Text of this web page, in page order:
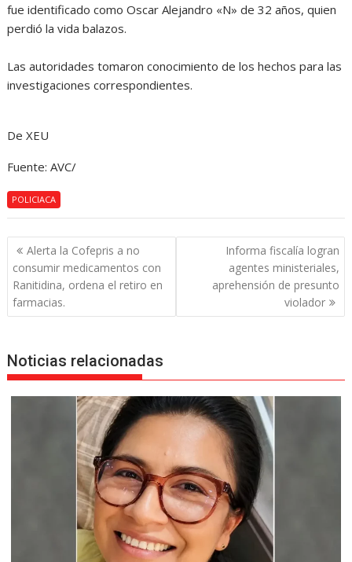
fue identificado como Oscar Alejandro «N» de 32 años, quien
perdió la vida balazos.
Las autoridades tomaron conocimiento de los hechos para las
investigaciones correspondientes.
De XEU
Fuente: AVC/
POLICIACA
Navegación
de
entradas
Alerta la Cofepris a no
consumir medicamentos con
Ranitidina, ordena el retiro en
farmacias.
Informa fiscalía logran
agentes ministeriales,
aprehensión de presunto
violador
Noticias relacionadas